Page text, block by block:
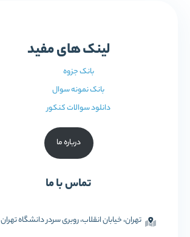
لینک های مفید
بانک جزوه
بانک نمونه سوال
دانلود سوالات کنکور
درباره ما
تماس با ما
تهران، خیابان انقلاب، روبری سردر دانشگاه تهران